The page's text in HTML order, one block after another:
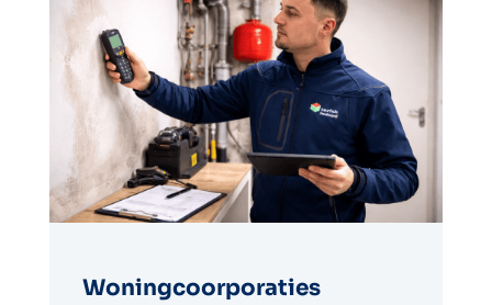
Woningcoorporaties